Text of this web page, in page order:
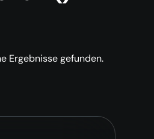
Ergebnisse gefunden.